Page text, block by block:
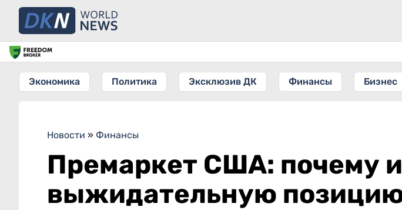
Экономика Политика Эксклюзив ДК Финансы Бизнес
Новости » Финансы
Премаркет США: почему
выжидательную